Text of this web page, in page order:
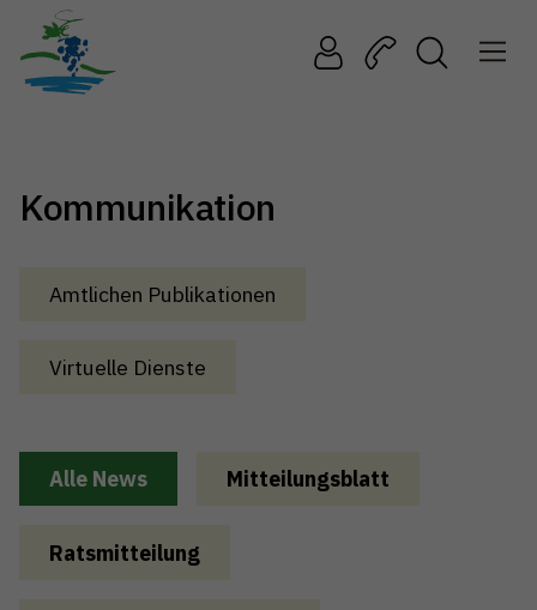
Kommunikation
Amtlichen Publikationen
Virtuelle Dienste
Alle News Mitteilungsblatt
Ratsmitteilung